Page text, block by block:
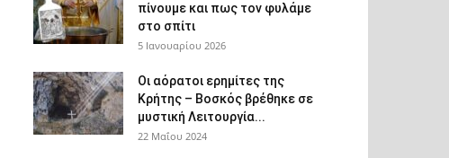
πίνουμε και πως τον φυλάμε
στο σπίτι
5 Ιανουαρίου 2026
Οι αόρατοι ερημίτες της
Κρήτης – Βοσκός βρέθηκε σε
μυστική Λειτουργία...
22 Μαΐου 2024